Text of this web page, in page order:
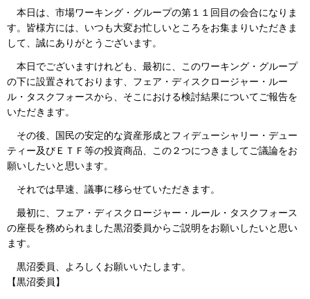
本日は、市場ワーキング・グループの第１１回目の会合になりま
す。皆様方には、いつも大変お忙しいところをお集まりいただきま
して、誠にありがとうございます。
本日でございますけれども、最初に、このワーキング・グループ
の下に設置されております、フェア・ディスクロージャー・ルー
ル・タスクフォースから、そこにおける検討結果についてご報告を
いただきます。
その後、国民の安定的な資産形成とフィデューシャリー・デュー
ティー及びＥＴＦ等の投資商品、この２つにつきましてご議論をお
願いしたいと思います。
それでは早速、議事に移らせていただきます。
最初に、フェア・ディスクロージャー・ルール・タスクフォース
の座長を務められました黒沼委員からご説明をお願いしたいと思い
ます。
黒沼委員、よろしくお願いいたします。
【黒沼委員】